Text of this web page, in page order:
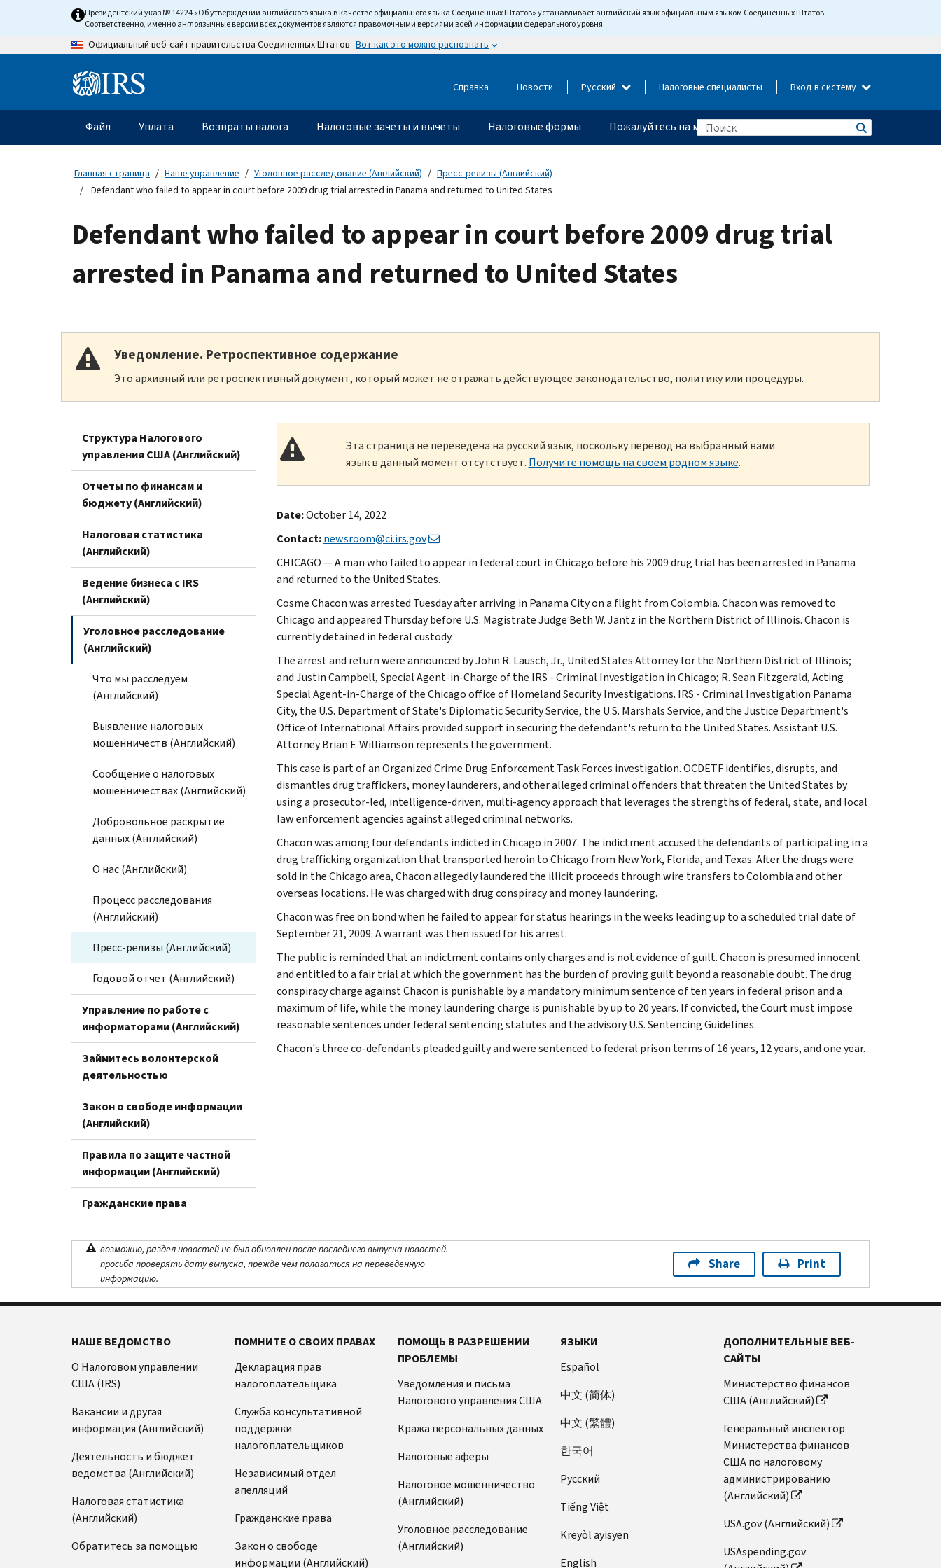
content
Президентский указ № 14224 «Об утверждении английского языка в качестве официального языка Соединенных Штатов» устанавливает английский язык официальным языком Соединенных Штатов.
Соответственно, именно англоязычные версии всех документов являются правомочными версиями всей информации федерального уровня.
Официальный веб-сайт правительства Соединенных Штатов Вот как это можно распознать
Information Справка Новости Русский Налоговые специалисты Вход в систему
Главное
меню
Файл Уплата Возвраты налога Налоговые зачеты и вычеты Налоговые формы Пожалуйтесь на мошенничество
Главная страница Наше управление Уголовное расследование (Английский)
Пресс-релизы (Английский)
Defendant who failed to appear in court before 2009 drug trial arrested in Panama and returned to United States
Defendant who failed to appear in court before 2009 drug trial
arrested in Panama and returned to United States
Уведомление. Ретроспективное содержание
Это архивный или ретроспективный документ, который может не отражать действующее законодательство, политику или процедуры.
Структура Налогового
управления США (Английский)
Отчеты по финансам и
бюджету (Английский)
Налоговая статистика
(Английский)
Ведение бизнеса с IRS
(Английский)
Уголовное расследование
(Английский)
Что мы расследуем
(Английский)
Выявление налоговых
мошенничеств (Английский)
Сообщение о налоговых
мошенничествах (Английский)
Добровольное раскрытие
данных (Английский)
О нас (Английский)
Процесс расследования
(Английский)
Пресс-релизы (Английский)
Годовой отчет (Английский)
Управление по работе с
информаторами (Английский)
Займитесь волонтерской
деятельностью
Закон о свободе информации
(Английский)
Правила по защите частной
информации (Английский)
Гражданские права
Эта страница не переведена на русский язык, поскольку перевод на выбранный вами
язык в данный момент отсутствует. Получите помощь на своем родном языке.
Date:October 14, 2022
Contact:newsroom@ci.irs.gov
CHICAGO — A man who failed to appear in federal court in Chicago before his 2009 drug trial has been arrested in Panama
and returned to the United States.
Cosme Chacon was arrested Tuesday after arriving in Panama City on a flight from Colombia. Chacon was removed to
Chicago and appeared Thursday before U.S. Magistrate Judge Beth W. Jantz in the Northern District of Illinois. Chacon is
currently detained in federal custody.
The arrest and return were announced by John R. Lausch, Jr., United States Attorney for the Northern District of Illinois;
and Justin Campbell, Special Agent-in-Charge of the IRS - Criminal Investigation in Chicago; R. Sean Fitzgerald, Acting
Special Agent-in-Charge of the Chicago office of Homeland Security Investigations. IRS - Criminal Investigation Panama
City, the U.S. Department of State's Diplomatic Security Service, the U.S. Marshals Service, and the Justice Department's
Office of International Affairs provided support in securing the defendant's return to the United States. Assistant U.S.
Attorney Brian F. Williamson represents the government.
This case is part of an Organized Crime Drug Enforcement Task Forces investigation. OCDETF identifies, disrupts, and
dismantles drug traffickers, money launderers, and other alleged criminal offenders that threaten the United States by
using a prosecutor-led, intelligence-driven, multi-agency approach that leverages the strengths of federal, state, and local
law enforcement agencies against alleged criminal networks.
Chacon was among four defendants indicted in Chicago in 2007. The indictment accused the defendants of participating in a
drug trafficking organization that transported heroin to Chicago from New York, Florida, and Texas. After the drugs were
sold in the Chicago area, Chacon allegedly laundered the illicit proceeds through wire transfers to Colombia and other
overseas locations. He was charged with drug conspiracy and money laundering.
Chacon was free on bond when he failed to appear for status hearings in the weeks leading up to a scheduled trial date of
September 21, 2009. A warrant was then issued for his arrest.
The public is reminded that an indictment contains only charges and is not evidence of guilt. Chacon is presumed innocent
and entitled to a fair trial at which the government has the burden of proving guilt beyond a reasonable doubt. The drug
conspiracy charge against Chacon is punishable by a mandatory minimum sentence of ten years in federal prison and a
maximum of life, while the money laundering charge is punishable by up to 20 years. If convicted, the Court must impose
reasonable sentences under federal sentencing statutes and the advisory U.S. Sentencing Guidelines.
Chacon's three co-defendants pleaded guilty and were sentenced to federal prison terms of 16 years, 12 years, and one year.
возможно, раздел новостей не был обновлен после последнего выпуска новостей.
просьба проверять дату выпуска, прежде чем полагаться на переведенную
информацию.
Share Print
НАШЕ ВЕДОМСТВО
О Налоговом управлении
США (IRS)
Вакансии и другая
информация (Английский)
Деятельность и бюджет
ведомства (Английский)
Налоговая статистика
(Английский)
Обратитесь за помощью
ПОМНИТЕ О СВОИХ ПРАВАХ
Декларация прав
налогоплательщика
Служба консультативной
поддержки
налогоплательщиков
Независимый отдел
апелляций
Гражданские права
Закон о свободе
информации (Английский)
ПОМОЩЬ В РАЗРЕШЕНИИ
ПРОБЛЕМЫ
Уведомления и письма
Налогового управления США
Кража персональных данных
Налоговые аферы
Налоговое мошенничество
(Английский)
Уголовное расследование
(Английский)
ЯЗЫКИ
Español
中文 (简体)
中文 (繁體)
한국어
Pусский
Tiếng Việt
Kreyòl ayisyen
English
ДОПОЛНИТЕЛЬНЫЕ ВЕБ-
САЙТЫ
Министерство финансов
США (Английский)
Генеральный инспектор
Министерства финансов
США по налоговому
администрированию
(Английский)
USA.gov (Английский)
USAspending.gov